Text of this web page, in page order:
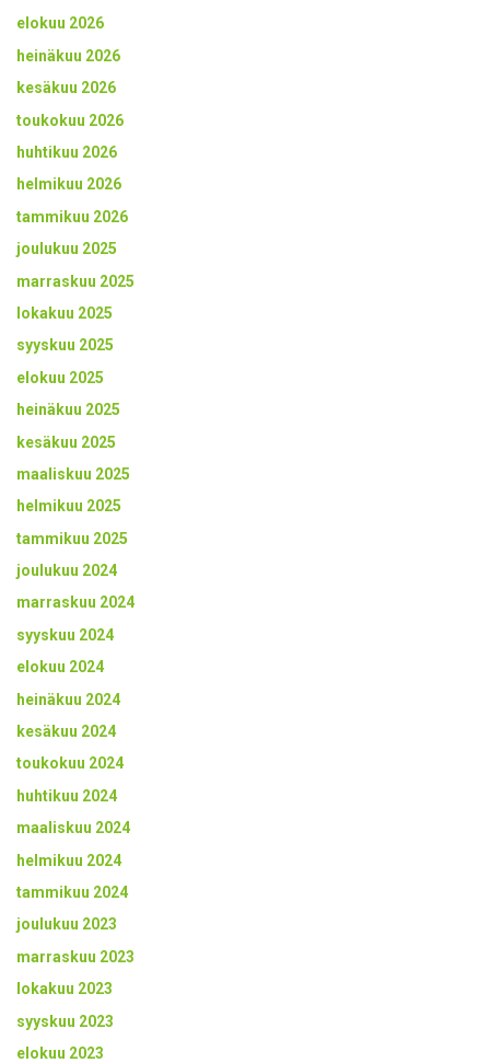
elokuu 2026
heinäkuu 2026
kesäkuu 2026
toukokuu 2026
huhtikuu 2026
helmikuu 2026
tammikuu 2026
joulukuu 2025
marraskuu 2025
lokakuu 2025
syyskuu 2025
elokuu 2025
heinäkuu 2025
kesäkuu 2025
maaliskuu 2025
helmikuu 2025
tammikuu 2025
joulukuu 2024
marraskuu 2024
syyskuu 2024
elokuu 2024
heinäkuu 2024
kesäkuu 2024
toukokuu 2024
huhtikuu 2024
maaliskuu 2024
helmikuu 2024
tammikuu 2024
joulukuu 2023
marraskuu 2023
lokakuu 2023
syyskuu 2023
elokuu 2023